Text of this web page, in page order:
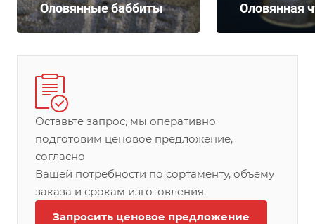
Оловянные баббиты Оловянная
Оставьте запрос, мы оперативно
подготовим ценовое предложение,
согласно
Вашей потребности по сортаменту, объему
заказа и срокам изготовления.
Запросить ценовое предложение